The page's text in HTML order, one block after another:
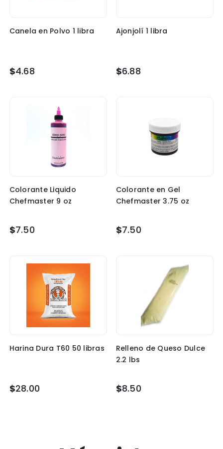
Canela en Polvo 1 libra
$4.68
Ajonjolí 1 libra
$6.88
Colorante Liquido
Chefmaster 9 oz
$7.50
Colorante en Gel
Chefmaster 3.75 oz
$7.50
Harina Dura T60 50 libras
$28.00
Relleno de Queso Dulce
2.2 lbs
$8.50